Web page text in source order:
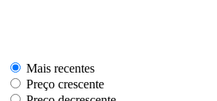
Mais recentes
Preço crescente